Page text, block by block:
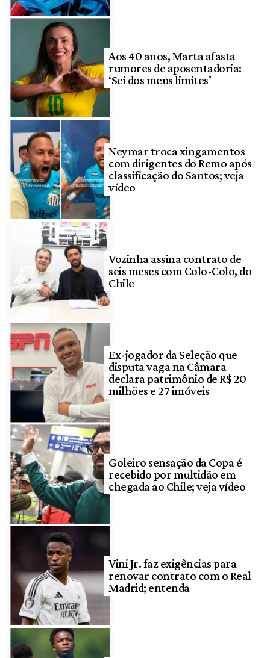
Aos 40 anos, Marta afasta
rumores de aposentadoria:
‘Sei dos meus limites’
Neymar troca xingamentos
com dirigentes do Remo após
classificação do Santos; veja
vídeo
Vozinha assina contrato de
seis meses com Colo-Colo, do
Chile
Ex-jogador da Seleção que
disputa vaga na Câmara
declara patrimônio de R$ 20
milhões e 27 imóveis
Goleiro sensação da Copa é
recebido por multidão em
chegada ao Chile; veja vídeo
Vini Jr. faz exigências para
renovar contrato com o Real
Madrid; entenda